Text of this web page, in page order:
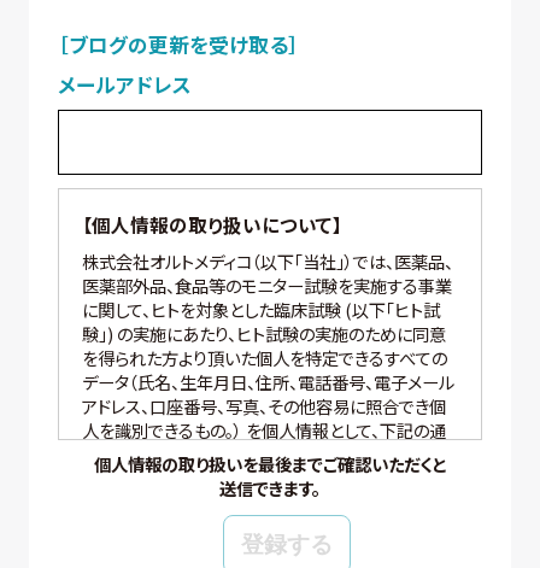
［ブログの更新を受け取る］
メールアドレス
【個人情報の取り扱いについて】
株式会社オルトメディコ（以下「当社」）では、医薬品、
医薬部外品、食品等のモニター試験を実施する事業
に関して、ヒトを対象とした臨床試験 (以下「ヒト試
験」) の実施にあたり、ヒト試験の実施のために同意
を得られた方より頂いた個人を特定できるすべての
データ（氏名、生年月日、住所、電話番号、電子メール
アドレス、口座番号、写真、その他容易に照合でき個
人を識別できるもの。） を個人情報として、下記の通
り適切に取り扱いいたします。
当社では、個人情報の保護管理者として個人情報保
個人情報の取り扱いを最後までご確認いただくと
送信できます。